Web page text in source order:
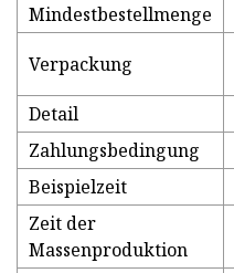
Mindestbestellmenge
Verpackung
Detail
Zahlungsbedingung
Beispielzeit
Zeit der
Massenproduktion